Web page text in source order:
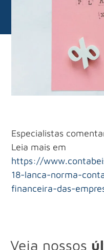
Especialistas
Leia mais em
https://
18-lanca-norma-
financeira-das-
Veja nossos